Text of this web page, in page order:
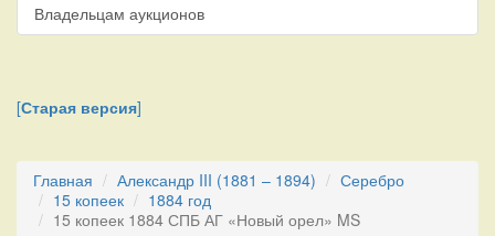
Владельцам аукционов
[Старая версия]
Главная Александр III (1881 – 1894)
Серебро
15 копеек
1884 год
15 копеек 1884 СПБ АГ «Новый орел» MS